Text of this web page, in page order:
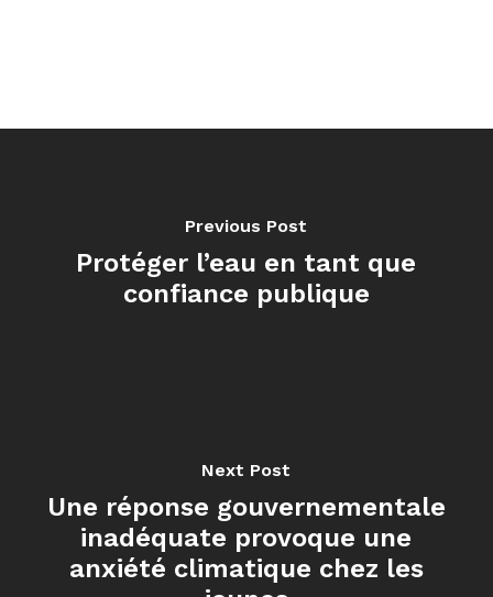
Previous Post
Protéger l’eau en tant que
confiance publique
Next Post
Une réponse gouvernementale
inadéquate provoque une
anxiété climatique chez les